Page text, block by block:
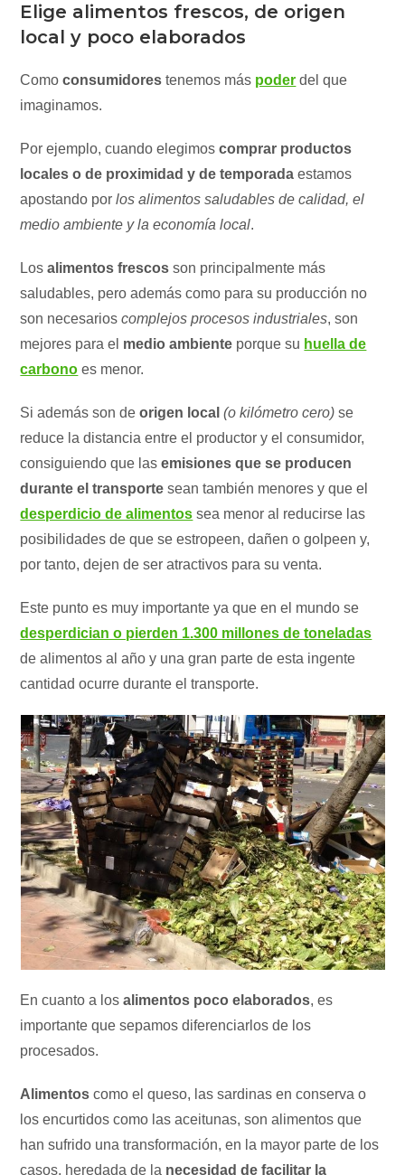
Elige alimentos frescos, de origen
local y poco elaborados
Comoconsumidores tenemos más poder del que
imaginamos.
Por ejemplo, cuando elegimoscomprar productos
locales o de proximidad y de temporada estamos
apostando porlos alimentos saludables de calidad, el
medio ambiente y la economía local.
Losalimentos frescos son principalmente más
saludables, pero además como para su producción no
son necesarioscomplejos procesos industriales, son
mejores para el medio ambiente porque su huella de
carbono es menor.
Si además son deorigen local (o kilómetro cero) se
reduce la distancia entre el productor y el consumidor,
consiguiendo que lasemisiones que se producen
durante el transporte sean también menores y que el
desperdicio de alimentos sea menor al reducirse las
posibilidades de que se estropeen, dañen o golpeen y,
por tanto, dejen de ser atractivos para su venta.
Este punto es muy importante ya que en el mundo se
desperdician o pierden 1.300 millones de toneladas
de alimentos al año y una gran parte de esta ingente
cantidad ocurre durante el transporte.
En cuanto a losalimentos poco elaborados, es
importante que sepamos diferenciarlos de los
procesados.
Alimentos como el queso, las sardinas en conserva o
los encurtidos como las aceitunas, son alimentos que
han sufrido una transformación, en la mayor parte de los
casos, heredada de la necesidad de facilitar la